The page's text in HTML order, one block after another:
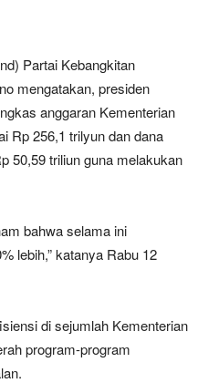
Partai Kebangkitan
mengatakan, presiden
anggaran Kementerian
Rp 256,1 trilyun dan dana
50,59 triliun guna melakukan
bahwa selama ini
lebih,” katanya Rabu 12
di sejumlah Kementerian
program-program